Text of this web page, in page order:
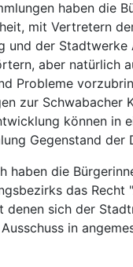
haben die
mit Vertretern
und der Stadtwerke
aber natürlich
Probleme
zur Schwabacher
können in
Gegenstand der
haben die
das Recht
denen sich der
in